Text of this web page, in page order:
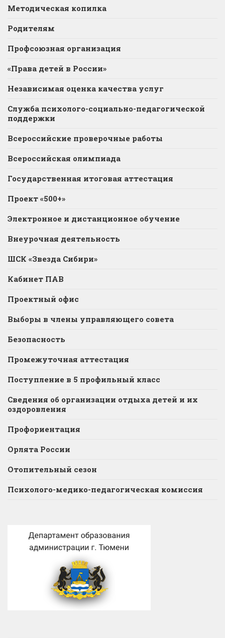
Методическая копилка
Родителям
Профсоюзная организация
«Права детей в России»
Независимая оценка качества услуг
Служба психолого-социально-педагогической
поддержки
Всероссийские проверочные работы
Всероссийская олимпиада
Государственная итоговая аттестация
Проект «500+»
Электронное и дистанционное обучение
Внеурочная деятельность
ШСК «Звезда Сибири»
Кабинет ПАВ
Проектный офис
Выборы в члены управляющего совета
Безопасность
Промежуточная аттестация
Поступление в 5 профильный класс
Сведения об организации отдыха детей и их
оздоровления
Профориентация
Орлята России
Отопительный сезон
Психолого-медико-педагогическая комиссия